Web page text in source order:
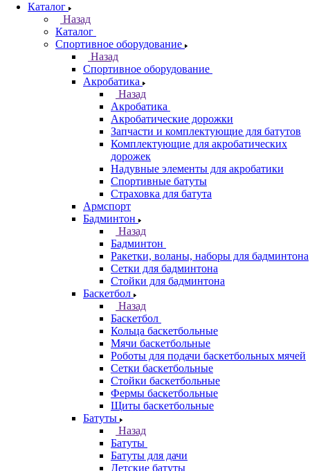
Каталог
Назад
Каталог
Спортивное оборудование
Назад
Спортивное оборудование
Акробатика
Назад
Акробатика
Акробатические дорожки
Запчасти и комплектующие для батутов
Комплектующие для акробатических
дорожек
Надувные элементы для акробатики
Спортивные батуты
Страховка для батута
Армспорт
Бадминтон
Назад
Бадминтон
Ракетки, воланы, наборы для бадминтона
Сетки для бадминтона
Стойки для бадминтона
Баскетбол
Назад
Баскетбол
Кольца баскетбольные
Мячи баскетбольные
Роботы для подачи баскетбольных мячей
Сетки баскетбольные
Стойки баскетбольные
Фермы баскетбольные
Щиты баскетбольные
Батуты
Назад
Батуты
Батуты для дачи
Детские батуты